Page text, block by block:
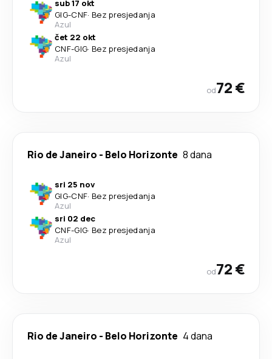
sub 17 okt
GIG-CNF· Bez presjedanja
Azul
čet 22 okt
CNF-GIG· Bez presjedanja
Azul
od72 €
Rio de Janeiro - Belo Horizonte 8 dana
sri 25 nov
GIG-CNF· Bez presjedanja
Azul
sri 02 dec
CNF-GIG· Bez presjedanja
Azul
od72 €
Rio de Janeiro - Belo Horizonte 4 dana